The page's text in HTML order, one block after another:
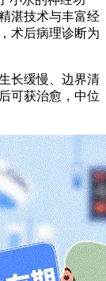
湛技术与丰富经
术后病理诊断为
长缓慢、边界清
可获治愈，中位